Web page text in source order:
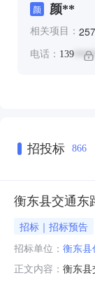
颜 颜**
相关项目： 257
电话： 139
招投标 866
衡东县交通东
招标｜招标预告
招标单位： 衡东县
正文内容： 衡东